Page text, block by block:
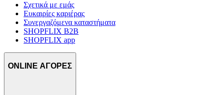
Σχετικά με εμάς
Ευκαιρίες καριέρας
Συνεργαζόμενα καταστήματα
SHOPFLIX B2B
SHOPFLIX app
ONLINE ΑΓΟΡΕΣ